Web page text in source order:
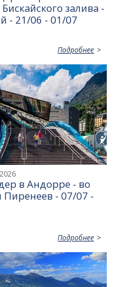
залива -
- 21/06 - 01/07
Подробнее
в Андорре - во
Пиренеев - 07/07 -
Подробнее